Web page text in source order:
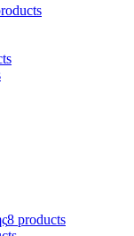
8 products